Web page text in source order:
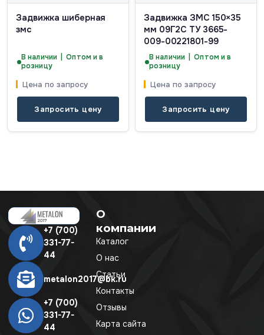
Задвижка шиберная
змс
В наличии | Оптом и в
розницу
Цена по запросу
Запросить цену
Задвижка ЗМС 150×35
мм 09Г2С ТУ 3665-
009-00221801-99
В наличии | Оптом и в
розницу
Цена по запросу
Запросить цену
+7 (700)
331-77-
44
metalon2017@bk.ru
+7 (700)
331-77-
44
О
компании
Каталог
О нас
Статьи
Контакты
Отзывы
Карта сайта